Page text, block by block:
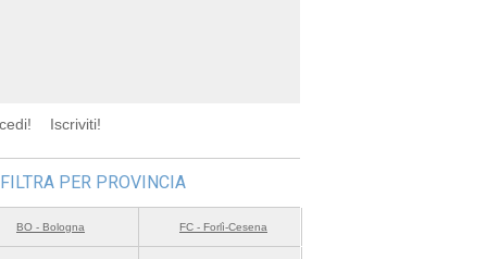
Iscriviti!
FILTRA PER PROVINCIA
BO - Bologna FC - Forlì-Cesena